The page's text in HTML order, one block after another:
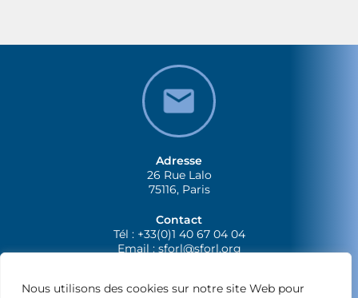
Nous utilisons des cookies sur notre site Web pour
Adresse
26 Rue Lalo
75116, Paris
Contact
Tél : +33(0)1 40 67 04 04
Email :sforl@sforl.org